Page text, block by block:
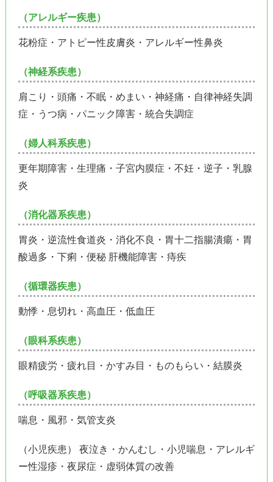
（アレルギー疾患）
花粉症・アトピー性皮膚炎・アレルギー性鼻炎
（神経系疾患）
肩こり・頭痛・不眠・めまい・神経痛・自律神経失調
症・うつ病・パニック障害・統合失調症
（婦人科系疾患）
更年期障害・生理痛・子宮内膜症・不妊・逆子・乳腺
炎
（消化器系疾患）
胃炎・逆流性食道炎・消化不良・胃十二指腸潰瘍・胃
酸過多・下痢・便秘 肝機能障害・痔疾
（循環器疾患）
動悸・息切れ・高血圧・低血圧
（眼科系疾患）
眼精疲労・疲れ目・かすみ目・ものもらい・結膜炎
（呼吸器系疾患）
喘息・風邪・気管支炎
（小児疾患） 夜泣き・かんむし・小児喘息・アレルギ
ー性湿疹・夜尿症・虚弱体質の改善